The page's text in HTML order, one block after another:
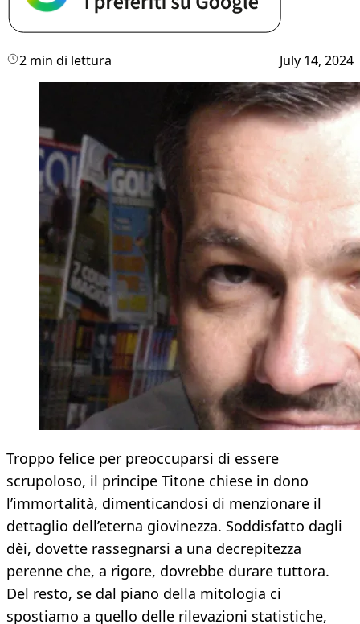
2 min di lettura July 14, 2024
Troppo felice per preoccuparsi di essere
scrupoloso, il principe Titone chiese in dono
l’immortalità, dimenticandosi di menzionare il
dettaglio dell’eterna giovinezza. Soddisfatto dagli
dèi, dovette rassegnarsi a una decrepitezza
perenne che, a rigore, dovrebbe durare tuttora.
Del resto, se dal piano della mitologia ci
spostiamo a quello delle rilevazioni statistiche,